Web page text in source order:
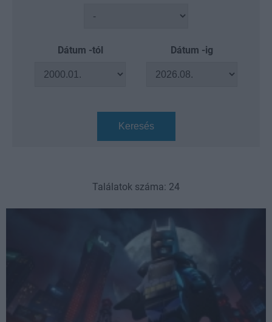
Dátum -tól Dátum -ig
Keresés
Találatok száma: 24